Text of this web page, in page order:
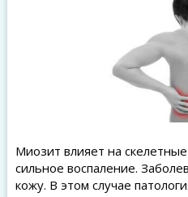
Миозит влияет на
сильное воспаление.
кожу. В этом случае